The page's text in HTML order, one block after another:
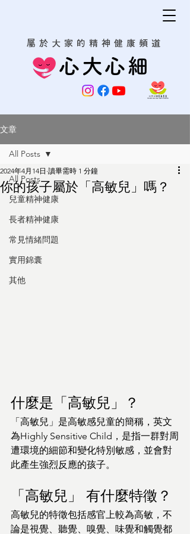
心大心細
屬於大家的精神健康頻道
文章
All Posts
兒童精神健康
長者精神健康
常見情緒問題
實用錦囊
其他
All Posts
你的孩子屬於「高敏兒」嗎？
2024年4月14日 讀畢需時 1 分鐘
什麼是「高敏兒」？
「高敏兒」是高敏感兒童的簡稱，英文
為Highly Sensitive Child，是指一群對周
遭環境的細節和變化特別敏感，並會對
此產生強烈反應的孩子。
「高敏兒」 有什麼特徵？
高敏兒的特徵包括感官上較為高敏，不
論是視覺、聽覺、嗅覺、味覺和觸覺都